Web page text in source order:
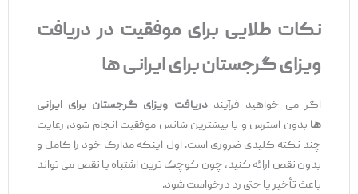
نکات طلایی برای موفقیت در دریافت
ویزای گرجستان برای ایرانی ‌ها
اگر می‌ خواهید فرآینددریافت ویزای گرجستان برای ایرانی
‌هابدون استرس و با بیشترین شانس موفقیت انجام شود، رعایت
چند نکته کلیدی ضروری است. اول اینکه مدارک خود را کامل و
بدون نقص ارائه کنید، چون کوچک ‌ترین اشتباه یا نقص می ‌تواند
باعث تأخیر یا حتی رد درخواست شود.